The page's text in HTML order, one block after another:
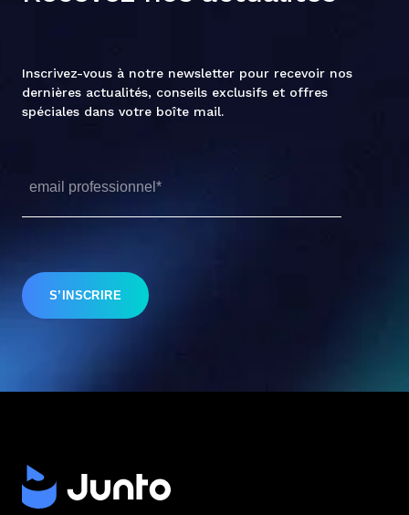
Inscrivez-vous à notre newsletter pour recevoir nos
dernières actualités, conseils exclusifs et offres
spéciales dans votre boîte mail.